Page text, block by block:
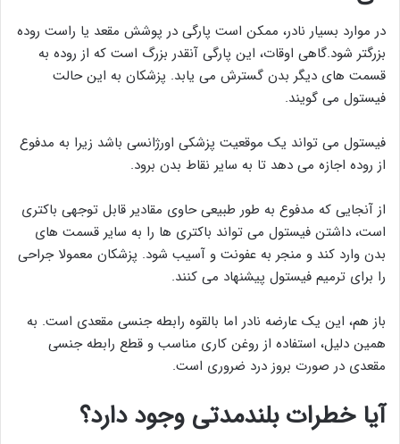
در موارد بسیار نادر، ممکن است پارگی در پوشش مقعد یا راست روده
بزرگتر شود.گاهی اوقات، این پارگی آنقدر بزرگ است که از روده به
قسمت های دیگر بدن گسترش می یابد. پزشکان به این حالت
فیستول می گویند.
فیستول می تواند یک موقعیت پزشکی اورژانسی باشد زیرا به مدفوع
از روده اجازه می دهد تا به سایر نقاط بدن برود.
از آنجایی که مدفوع به طور طبیعی حاوی مقادیر قابل توجهی باکتری
است، داشتن فیستول می تواند باکتری ها را به سایر قسمت های
بدن وارد کند و منجر به عفونت و آسیب شود. پزشکان معمولا جراحی
را برای ترمیم فیستول پیشنهاد می کنند.
باز هم، این یک عارضه نادر اما بالقوه رابطه جنسی مقعدی است. به
همین دلیل، استفاده از روغن کاری مناسب و قطع رابطه جنسی
مقعدی در صورت بروز درد ضروری است.
آیا خطرات بلندمدتی وجود دارد؟